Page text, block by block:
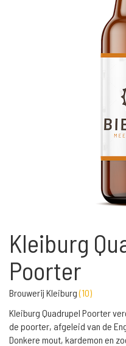
Kleiburg
Poorter
Brouwerij Kleiburg(10)
Kleiburg Quadrupel Poorter
de poorter, afgeleid van de
Donkere mout, kardemon en